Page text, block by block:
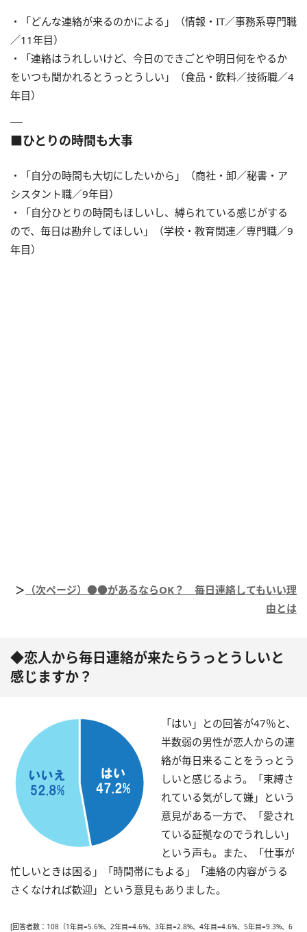
・「どんな連絡が来るのかによる」（情報・IT／事務系専門職
／11年目）
・「連絡はうれしいけど、今日のできごとや明日何をやるか
をいつも聞かれるとうっとうしい」（食品・飲料／技術職／4
年目）
■ひとりの時間も大事
・「自分の時間も大切にしたいから」（商社・卸／秘書・ア
シスタント職／9年目）
・「自分ひとりの時間もほしいし、縛られている感じがする
ので、毎日は勘弁してほしい」（学校・教育関連／専門職／9
年目）
＞ （次ページ）●●があるならOK？ 毎日連絡してもいい理
由とは
◆恋人から毎日連絡が来たらうっとうしいと
感じますか？
「はい」との回答が47％と、
半数弱の男性が恋人からの連
絡が毎日来ることをうっとう
しいと感じるよう。「束縛さ
れている気がして嫌」という
意見がある一方で、「愛され
ている証拠なのでうれしい」
という声も。また、「仕事が
忙しいときは困る」「時間帯にもよる」「連絡の内容がうる
さくなければ歓迎」という意見もありました。
[回答者数：108（1年目=5.6%、2年目=4.6%、3年目=2.8%、4年目=4.6%、5年目=9.3%、6